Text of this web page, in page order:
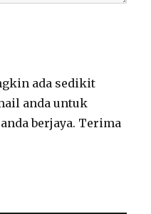
ada sedikit
anda untuk
berjaya. Terima